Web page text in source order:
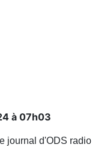
à 07h03
journal d'ODS radio